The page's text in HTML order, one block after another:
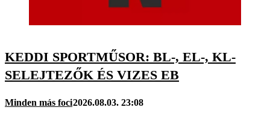
KEDDI SPORTMŰSOR: BL-, EL-, KL-
SELEJTEZŐK ÉS VIZES EB
Minden más foci2026.08.03. 23:08